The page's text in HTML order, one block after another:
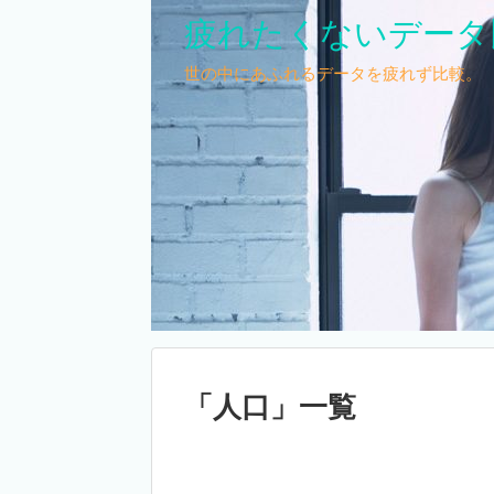
疲れたくないデー
世の中にあふれるデータを疲れず比較。
「 人口 」 一覧